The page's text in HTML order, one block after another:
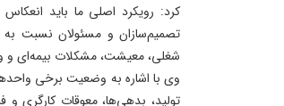
کرد: رویکرد اصلی ما باید
تصمیم‌سازان و مسئولان نسبت
شغلی، معیشت، مشکلات بیمه‌ای و
وی با اشاره به وضعیت برخی
تولید، بدهی‌ها، معوقات کارگری